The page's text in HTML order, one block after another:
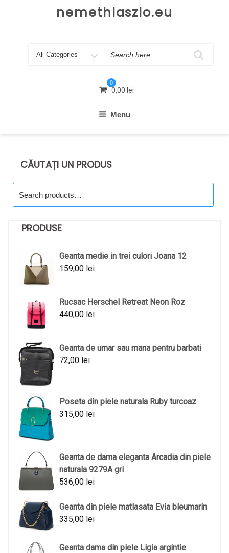
nemethlaszlo.eu
Search
0
0,00 lei
Menu
CĂUTAȚI UN PRODUS
for:
PRODUSE
Geanta medie in trei culori Joana 12
159,00 lei
Rucsac Herschel Retreat Neon Roz
440,00 lei
Geanta de umar sau mana pentru barbati
72,00 lei
Poseta din piele naturala Ruby turcoaz
315,00 lei
Geanta de dama eleganta Arcadia din piele
naturala 9279A gri
536,00 lei
Geanta din piele matlasata Evia bleumarin
335,00 lei
Geanta dama din piele Ligia argintie